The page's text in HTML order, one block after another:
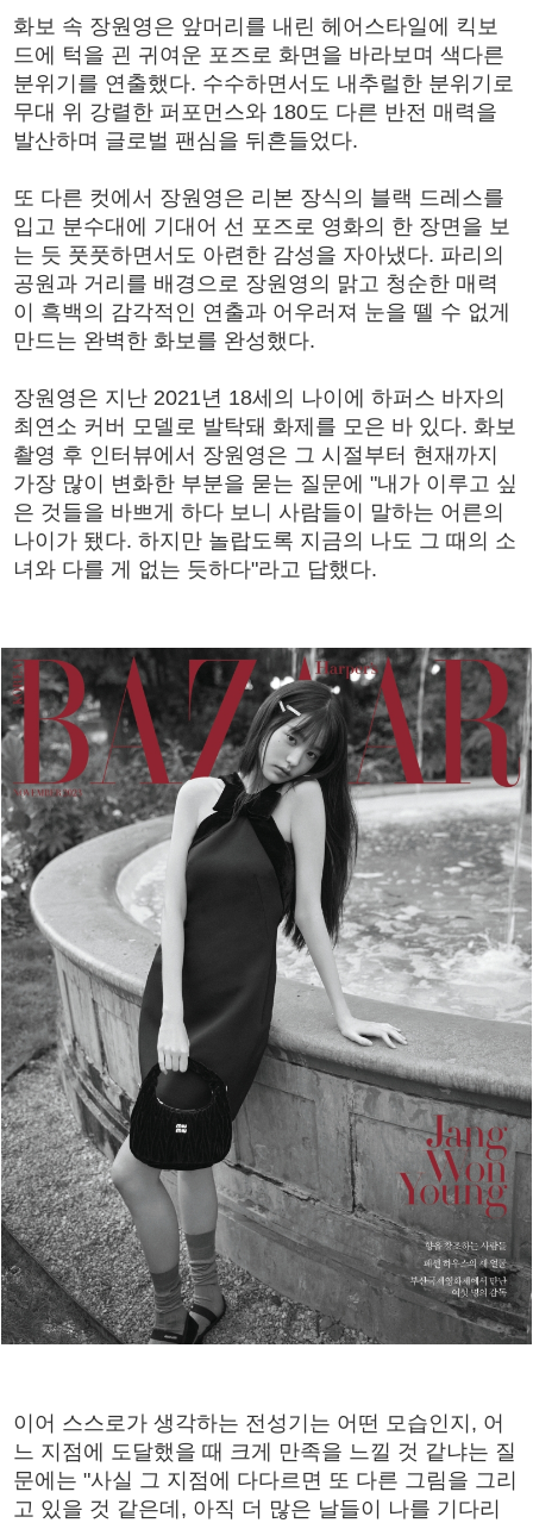
화보 속 장원영은 앞머리를 내린 헤어스타일에 킥보
드에 턱을 괸 귀여운 포즈로 화면을 바라보며 색다른
분위기를 연출했다. 수수하면서도 내추럴한 분위기로
무대 위 강렬한 퍼포먼스와 180도 다른 반전 매력을
발산하며 글로벌 팬심을 뒤흔들었다.
또 다른 컷에서 장원영은 리본 장식의 블랙 드레스를
입고 분수대에 기대어 선 포즈로 영화의 한 장면을 보
는 듯 풋풋하면서도 아련한 감성을 자아냈다. 파리의
공원과 거리를 배경으로 장원영의 맑고 청순한 매력
이 흑백의 감각적인 연출과 어우러져 눈을 뗄 수 없게
만드는 완벽한 화보를 완성했다.
장원영은 지난 2021년 18세의 나이에 하퍼스 바자의
최연소 커버 모델로 발탁돼 화제를 모은 바 있다. 화보
촬영 후 인터뷰에서 장원영은 그 시절부터 현재까지
가장 많이 변화한 부분을 묻는 질문에 "내가 이루고 싶
은 것들을 바쁘게 하다 보니 사람들이 말하는 어른의
나이가 됐다. 하지만 놀랍도록 지금의 나도 그 때의 소
녀와 다를 게 없는 듯하다"라고 답했다.
이어 스스로가 생각하는 전성기는 어떤 모습인지, 어
느 지점에 도달했을 때 크게 만족을 느낄 것 같냐는 질
문에는 "사실 그 지점에 다다르면 또 다른 그림을 그리
고 있을 것 같은데, 아직 더 많은 날들이 나를 기다리